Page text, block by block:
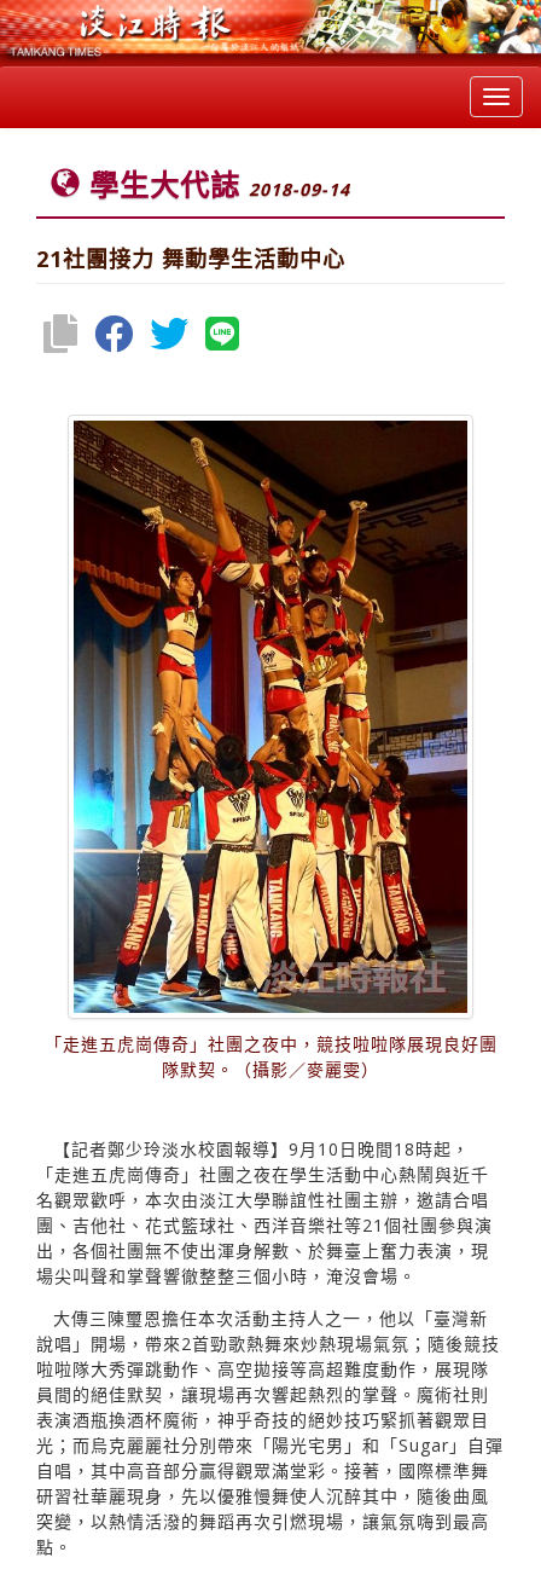
學生大代誌 2018-09-14
21社團接力 舞動學生活動中心
「走進五虎崗傳奇」社團之夜中，競技啦啦隊展現良好團
隊默契。（攝影／麥麗雯）
【記者鄭少玲淡水校園報導】9月10日晚間18時起，
「走進五虎崗傳奇」社團之夜在學生活動中心熱鬧與近千
名觀眾歡呼，本次由淡江大學聯誼性社團主辦，邀請合唱
團、吉他社、花式籃球社、西洋音樂社等21個社團參與演
出，各個社團無不使出渾身解數、於舞臺上奮力表演，現
場尖叫聲和掌聲響徹整整三個小時，淹沒會場。
大傳三陳璽恩擔任本次活動主持人之一，他以「臺灣新
說唱」開場，帶來2首勁歌熱舞來炒熱現場氣氛；隨後競技
啦啦隊大秀彈跳動作、高空拋接等高超難度動作，展現隊
員間的絕佳默契，讓現場再次響起熱烈的掌聲。魔術社則
表演酒瓶換酒杯魔術，神乎奇技的絕妙技巧緊抓著觀眾目
光；而烏克麗麗社分別帶來「陽光宅男」和「Sugar」自彈
自唱，其中高音部分贏得觀眾滿堂彩。接著，國際標準舞
研習社華麗現身，先以優雅慢舞使人沉醉其中，隨後曲風
突變，以熱情活潑的舞蹈再次引燃現場，讓氣氛嗨到最高
點。